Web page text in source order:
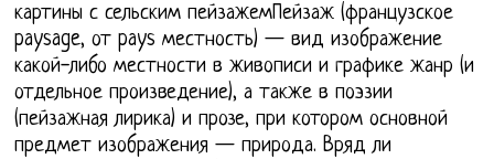
картины с сельским пейзажемПейзаж (французское
paysage, от pays местность) — вид изображение
какой-либо местности в живописи и графике жанр (и
отдельное произведение), а также в поэзии
(пейзажная лирика) и прозе, при котором основной
предмет изображения — природа. Вряд ли